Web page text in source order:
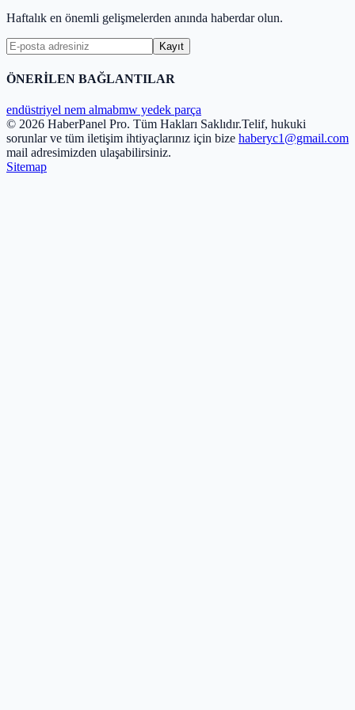
Haftalık en önemli gelişmelerden anında haberdar olun.
Kayıt
ÖNERİLEN BAĞLANTILAR
endüstriyel nem almabmw yedek parça
© 2026 HaberPanel Pro. Tüm Hakları Saklıdır.Telif, hukuki
sorunlar ve tüm iletişim ihtiyaçlarınız için bize haberyc1@gmail.com
mail adresimizden ulaşabilirsiniz.
Sitemap